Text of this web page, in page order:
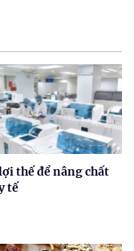
thế để nâng chất
tế